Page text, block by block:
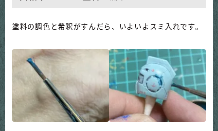
塗料の調色と希釈がすんだら、いよいよスミ入れです。